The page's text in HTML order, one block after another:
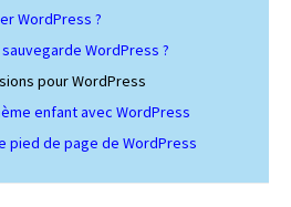
WordPress ?
WordPress ?
pour WordPress
enfant avec WordPress
pied de page de WordPress